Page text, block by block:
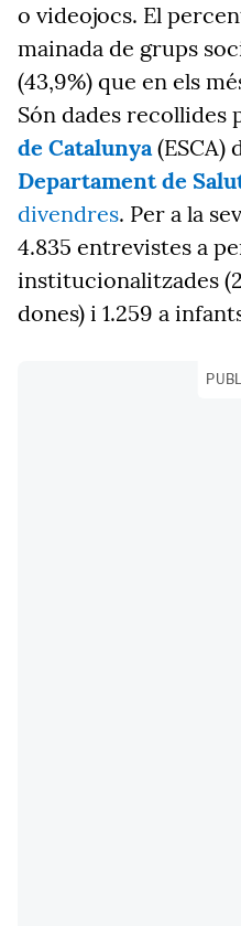
o videojocs. El
mainada de grups
(43,9%) que en els
Són dades recollides
de Catalunya(ESCA)
Departament de
divendres. Per a la
4.835 entrevistes a
institucionalitzades
dones) i 1.259 a